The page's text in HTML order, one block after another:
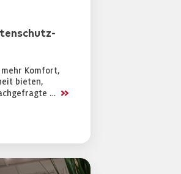
Komfort,
bieten,
… >>